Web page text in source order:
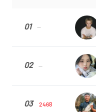
01 --
02 --
03 2468